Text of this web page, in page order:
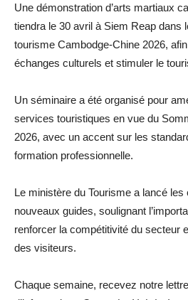
Une démonstration d’arts martiaux
tiendra le 30 avril à Siem Reap dans
tourisme Cambodge-Chine 2026,
échanges culturels et stimuler le
Un séminaire a été organisé pour
services touristiques en vue du
2026, avec un accent sur les
formation professionnelle.
Le ministère du Tourisme a lancé
nouveaux guides, soulignant
renforcer la compétitivité du secteur
des visiteurs.
Chaque semaine, recevez notre lettre